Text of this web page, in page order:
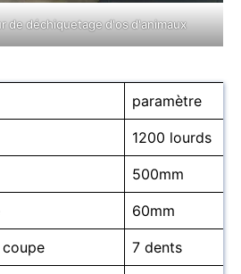
de déchiquetage d'os d'animaux
paramètre
1200 lourds
500mm
60mm
7 dents